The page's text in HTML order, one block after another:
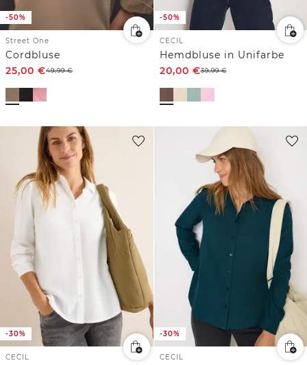
-50%
Street One
Cordbluse
25,00 €49,99€
-50%
CECIL
Hemdbluse in Unifarbe
20,00 €39,99€
-30%
CECIL
-30%
CECIL